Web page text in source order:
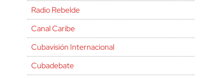
Radio Rebelde
Canal Caribe
Cubavisión Internacional
Cubadebate